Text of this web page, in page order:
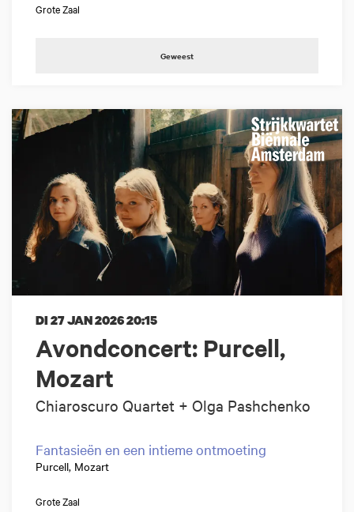
Grote Zaal
Geweest
Avondconcert: Purcell,
Mozart
Chiaroscuro Quartet + Olga Pashchenko
DI 27 JAN 202620:15
Fantasieën en een intieme ontmoeting
Purcell, Mozart
Grote Zaal